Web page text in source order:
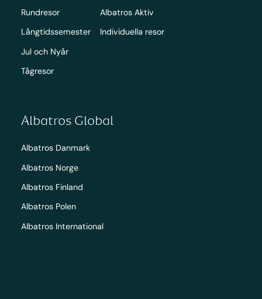
Rundresor
Långtidssemester
Jul och Nyår
Tågresor
Albatros Aktiv
Individuella resor
Albatros Global
Albatros Danmark
Albatros Norge
Albatros Finland
Albatros Polen
Albatros International